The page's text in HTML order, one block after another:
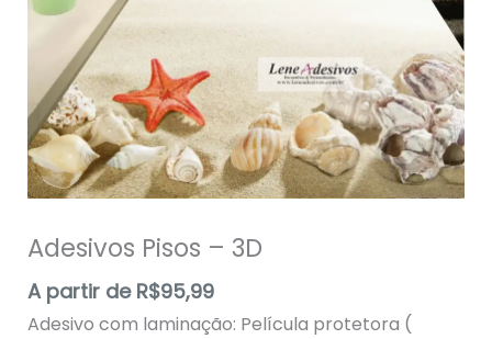
Adesivos Pisos – 3D
A partir de R$95,99
Adesivo com laminação: Película protetora (